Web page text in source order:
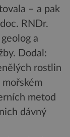
– a pak
RNDr.
a
Dodal:
rostlin
metod
dávný